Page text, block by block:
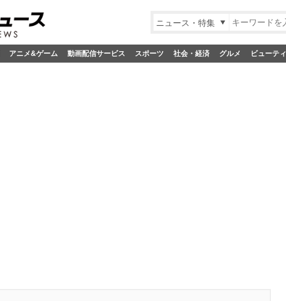
ニュース・特集
アニメ&ゲーム 動画配信サービス スポーツ 社会・経済 グルメ ビューティ